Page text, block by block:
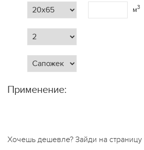
м3
Применение:
Хочешь дешевле? Зайди на страницу